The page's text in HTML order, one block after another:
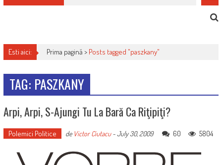
Esti aici: Prima pagină > Posts tagged "paszkany"
TAG: PASZKANY
Arpi, Arpi, S-Ajungi Tu La Bară Ca Riţipiţi?
Polemici Politice de Victor Ciutacu-July 30, 2009 60 5804